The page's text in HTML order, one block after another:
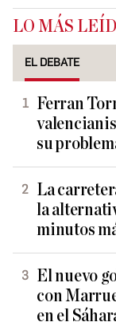
LO MÁS
EL DEBATE
Ferran
su
La
la
minutos
El nuevo
con
en el